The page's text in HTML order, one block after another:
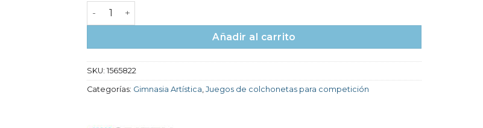
Juego de Colchonetas “Moscow” para Barra de Equilibrio – Spieth cantidad
Añadir al carrito
SKU: 1565822
Categorías: Gimnasia Artística Juegos de colchonetas para competición